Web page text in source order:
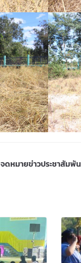
จดหมายข่าวประชาสัมพั